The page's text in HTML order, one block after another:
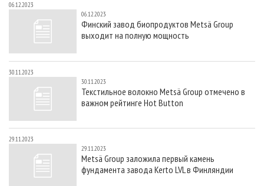
06.12.2023
06.12.2023
Финский завод биопродуктов Metsä Group
выходит на полную мощность
30.11.2023
30.11.2023
Текстильное волокно Metsä Group отмечено в
важном рейтинге Hot Button
29.11.2023
29.11.2023
Metsä Group заложила первый камень
фундамента завода Kerto LVL в Финляндии